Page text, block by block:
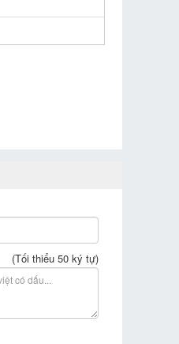
(Tối thiểu 50 ký tự)